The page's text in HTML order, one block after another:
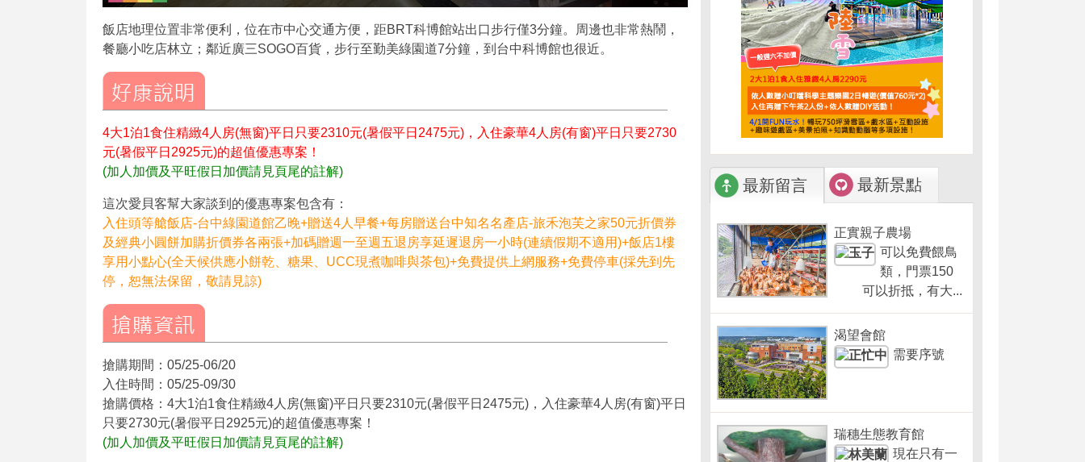
飯店地理位置非常便利，位在市中心交通方便，距BRT科博館站出口步行僅3分鐘。周邊也非常熱鬧，
餐廳小吃店林立；鄰近廣三SOGO百貨，步行至勤美綠園道7分鐘，到台中科博館也很近。
4大1泊1食住精緻4人房(無窗)平日只要2310元(暑假平日2475元)，入住豪華4人房(有窗)平日只要2730
元(暑假平日2925元)的超值優惠專案！
(加人加價及平旺假日加價請見頁尾的註解)
這次愛貝客幫大家談到的優惠專案包含有：
入住頭等艙飯店-台中綠園道館乙晚+贈送4人早餐+每房贈送台中知名名產店-旅禾泡芙之家50元折價券
及經典小圓餅加購折價券各兩張+加碼贈週一至週五退房享延遲退房一小時(連續假期不適用)+飯店1樓
享用小點心(全天候供應小餅乾、糖果、UCC現煮咖啡與茶包)+免費提供上網服務+免費停車(採先到先
停，恕無法保留，敬請見諒)
搶購期間：05/25-06/20
入住時間：05/25-09/30
搶購價格：4大1泊1食住精緻4人房(無窗)平日只要2310元(暑假平日2475元)，入住豪華4人房(有窗)平日
只要2730元(暑假平日2925元)的超值優惠專案！
(加人加價及平旺假日加價請見頁尾的註解)
最新留言 最新景點
正實親子農場
可以免費餵鳥
類，門票150
可以折抵，有大...
渴望會館
需要序號
瑞穗生態教育館
現在只有一